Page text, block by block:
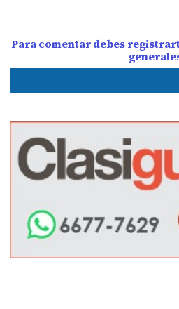
Para comentar debes